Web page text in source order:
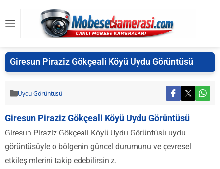
Giresun Piraziz Gökçeali Köyü Uydu Görüntüsü
Uydu Görüntüsü
Giresun Piraziz Gökçeali Köyü Uydu Görüntüsü
Giresun Piraziz Gökçeali Köyü Uydu Görüntüsü uydu
görüntüsüyle o bölgenin güncel durumunu ve çevresel
etkileşimlerini takip edebilirsiniz.